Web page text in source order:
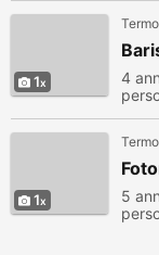
1 4
1 5